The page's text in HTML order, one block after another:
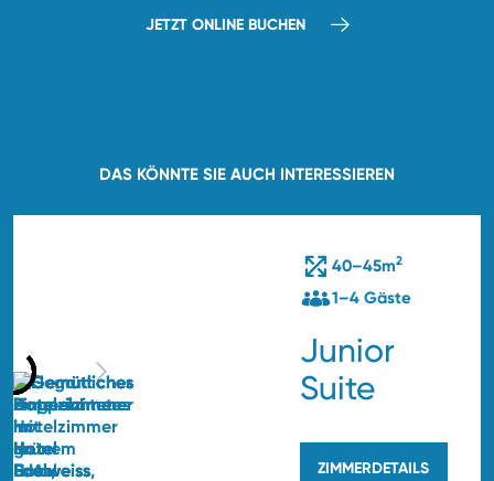
JETZT ONLINE BUCHEN
DAS KÖNNTE SIE AUCH INTERESSIEREN
40–45m2
1–4 Gäste
Junior
Suite
ZIMMERDETAILS